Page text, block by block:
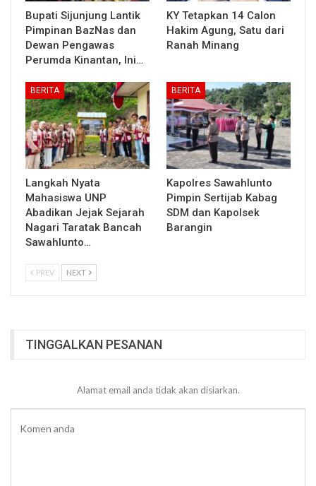
Bupati Sijunjung Lantik
Pimpinan BazNas dan
Dewan Pengawas
Perumda Kinantan, Ini…
KY Tetapkan 14 Calon
Hakim Agung, Satu dari
Ranah Minang
BERITA
Langkah Nyata
Mahasiswa UNP
Abadikan Jejak Sejarah
Nagari Taratak Bancah
Sawahlunto…
BERITA
Kapolres Sawahlunto
Pimpin Sertijab Kabag
SDM dan Kapolsek
Barangin
PREV NEXT
TINGGALKAN PESANAN
Alamat email anda tidak akan disiarkan.